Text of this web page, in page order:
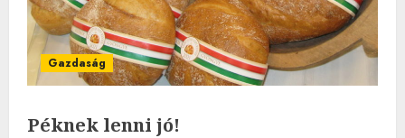
Gazdaság
Péknek lenni jó!